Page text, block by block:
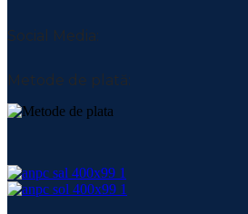
Social Media:
Metode de plată: